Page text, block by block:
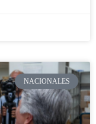
NACIONALES